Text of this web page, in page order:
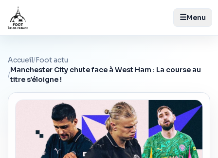
☰Menu
Accueil/Foot actu
/
Manchester City chute face à West Ham : La course au
titre s’éloigne !